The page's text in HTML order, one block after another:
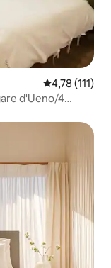
Évaluation
4,78 (111)
d'Ueno/4
et chinois